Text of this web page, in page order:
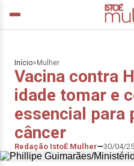
Início> Mulher
Vacina contra
idade tomar e
essencial para
câncer
Redação IstoÉ Mulher 30/04/